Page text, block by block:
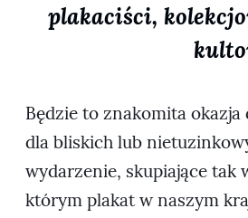
plakaciści,
Będzie to znakomita
dla bliskich lub
wydarzenie, skupiające tak
którym plakat w naszym